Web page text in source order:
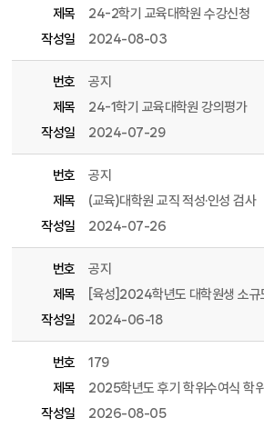
제목
24-2학기 교육대학원 수강신청
작성일
2024-08-03
번호
공지
제목
24-1학기 교육대학원 강의평가
작성일
2024-07-29
번호
공지
제목
(교육)대학원 교직 적성·인성 검사
작성일
2024-07-26
번호
공지
제목
[육성]2024학년도 대학원생 소규
작성일
2024-06-18
번호
179
제목
2025학년도 후기 학위수여식 학
작성일
2026-08-05